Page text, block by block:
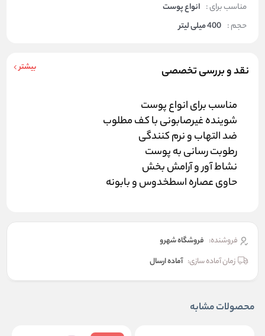
مناسب برای : انواع پوست
حجم : 400 میلی لیتر
نقد و بررسی تخصصی بیشتر
مناسب برای انواع پوست
شوینده غیرصابونی با کف مطلوب
ضد التهاب و نرم کنندگی
رطوبت رسانی به پوست
نشاط آور و آرامش بخش
حاوی عصاره اسطخدوس و بابونه
فروشنده: فروشگاه شهرو
زمان آماده سازی: آماده ارسال
محصولات مشابه